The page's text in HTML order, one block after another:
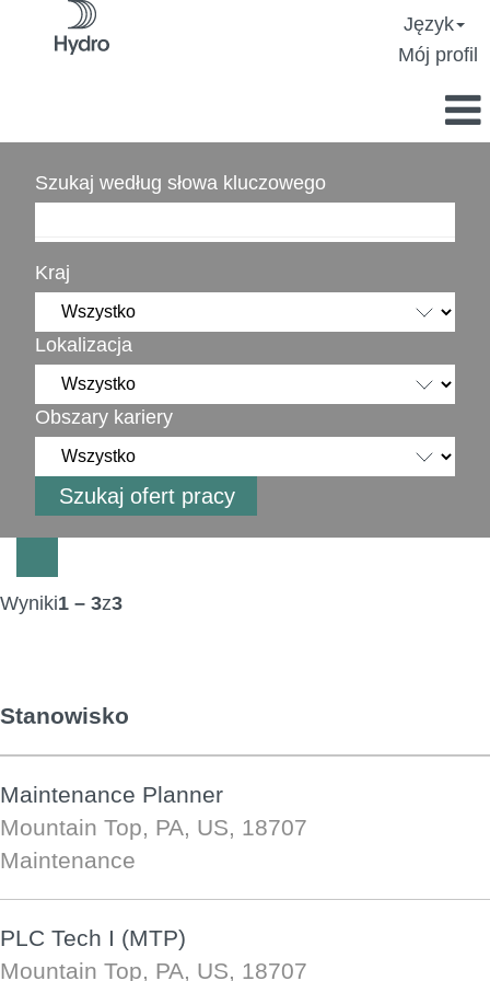
Język
Mój profil
Szukaj według słowa kluczowego
Kraj
Lokalizacja
Obszary kariery
Wyniki1 – 3z3
Stanowisko
Maintenance Planner
Mountain Top, PA, US, 18707
Maintenance
PLC Tech I (MTP)
Mountain Top, PA, US, 18707